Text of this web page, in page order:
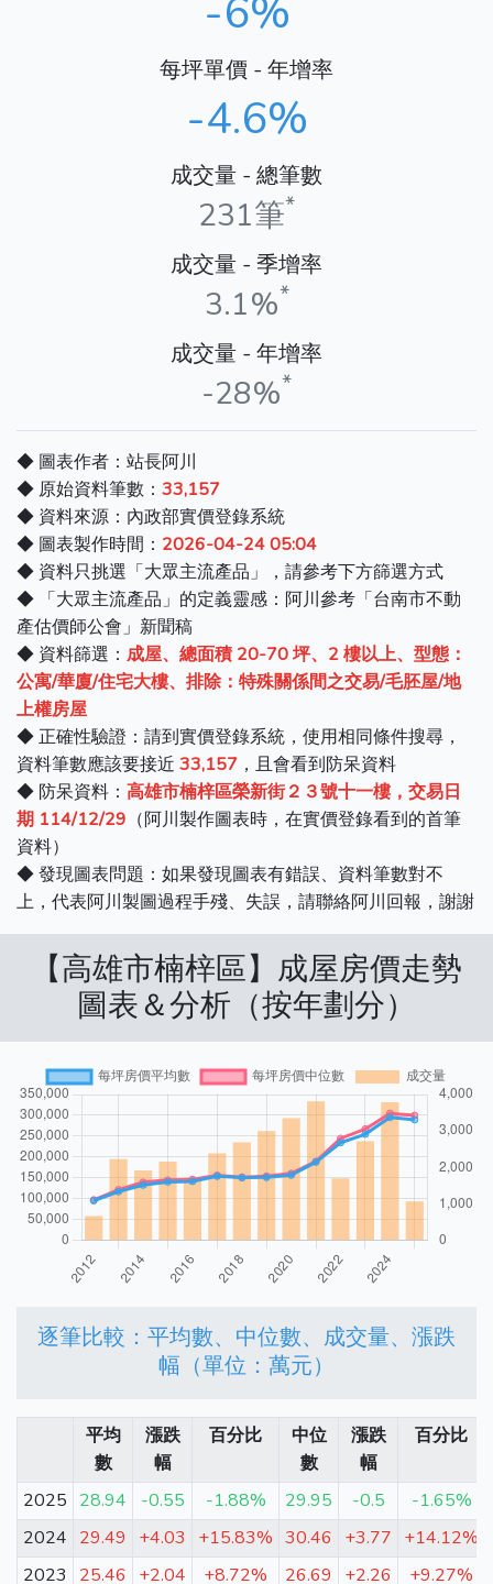
-6%
每坪單價 - 年增率
-4.6%
成交量 - 總筆數
231筆*
成交量 - 季增率
3.1%*
成交量 - 年增率
-28%*
◆ 圖表作者：站長阿川
◆ 原始資料筆數： 33,157
◆ 資料來源：內政部實價登錄系統
◆ 圖表製作時間： 2026-04-24 05:04
◆ 資料只挑選「大眾主流產品」，請參考下方篩選方式
◆ 「大眾主流產品」的定義靈感：阿川參考「台南市不動
產估價師公會」新聞稿
◆ 資料篩選： 成屋、總面積 20-70 坪、2 樓以上、型態：
公寓/華廈/住宅大樓、排除：特殊關係間之交易/毛胚屋/地
上權房屋
◆ 正確性驗證：請到實價登錄系統，使用相同條件搜尋，
資料筆數應該要接近 33,157 ，且會看到防呆資料
◆ 防呆資料： 高雄市楠梓區榮新街２３號十一樓，交易日
期 114/12/29 （阿川製作圖表時，在實價登錄看到的首筆
資料）
◆ 發現圖表問題：如果發現圖表有錯誤、資料筆數對不
上，代表阿川製圖過程手殘、失誤，請聯絡阿川回報，謝謝
【高雄市楠梓區】成屋房價走勢
圖表＆分析（按年劃分）
逐筆比較：平均數、中位數、成交量、漲跌
幅（單位：萬元）
平均
數
漲跌
幅
百分比
中位
數
漲跌
幅
百分比
2025 28.94 -0.55 -1.88% 29.95 -0.5 -1.65%
2024 29.49 +4.03 +15.83% 30.46 +3.77 +14.12%
2023
25.46 +2.04 +8.72% 26.69 +2.26 +9.27%